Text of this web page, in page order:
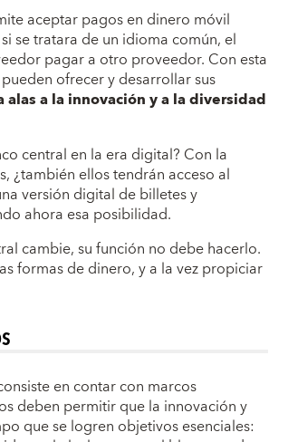
aceptar pagos en dinero móvil
se tratara de un idioma común, el
pagar a otro proveedor. Con esta
ofrecer y desarrollar sus
a la innovación y a la diversidad
central en la era digital? Con la
¿también ellos tendrán acceso al
versión digital de billetes y
ahora esa posibilidad.
cambie, su función no debe hacerlo.
formas de dinero, y a la vez propiciar
en contar con marcos
deben permitir que la innovación y
que se logren objetivos esenciales: